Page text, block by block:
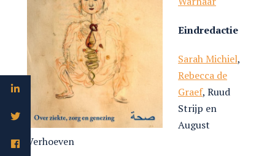
Eindredactie
Sarah Michiel,
Rebecca de
Graef, Ruud
Strijp en
August
Verhoeven